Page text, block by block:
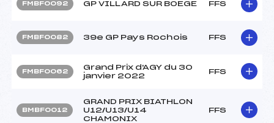
FMBF0092 GP VILLARD SUR BOEGE FFS
FMBF0082 39e GP Pays Rochois FFS
FMBF0062
Grand Prix d'AGY du 30
janvier 2022
FFS
BMBF0012
GRAND PRIX BIATHLON
U12/U13/U14
CHAMONIX
FFS